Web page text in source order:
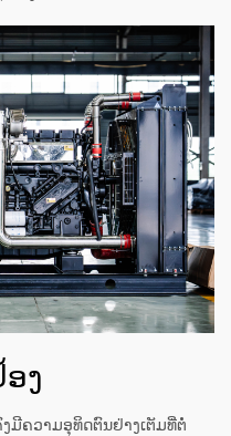
ງ
ງຄົງມີຄວາມອຸທິດຕົນຢ່າງເຕັມທີ່ຕໍ່